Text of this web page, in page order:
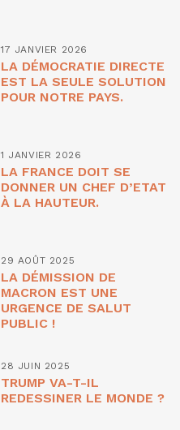
17 JANVIER 2026
LA DÉMOCRATIE DIRECTE
EST LA SEULE SOLUTION
POUR NOTRE PAYS.
1 JANVIER 2026
LA FRANCE DOIT SE
DONNER UN CHEF D’ETAT
À LA HAUTEUR.
29 AOÛT 2025
LA DÉMISSION DE
MACRON EST UNE
URGENCE DE SALUT
PUBLIC !
28 JUIN 2025
TRUMP VA-T-IL
REDESSINER LE MONDE ?